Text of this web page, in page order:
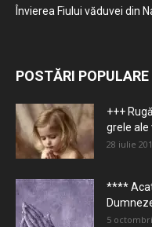
Învierea Fiului văduvei din
POSTĂRI POPULARE
+++
grele ale
28 iulie
****
5